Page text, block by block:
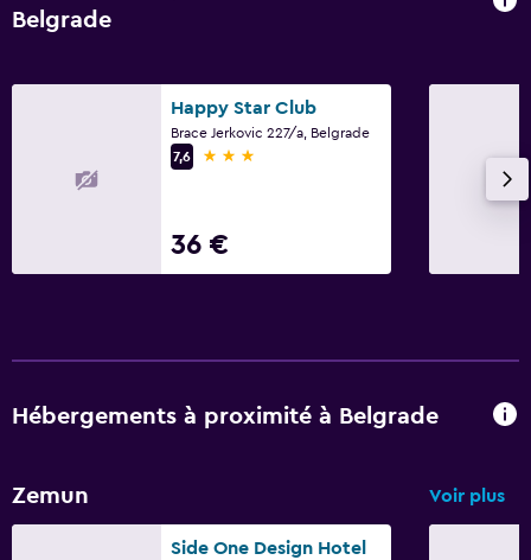
Belgrade
Happy Star Club
Brace Jerkovic 227/a, Belgrade
7,6
3 étoiles
36 €
Hébergements à proximité à Belgrade
Zemun Voir plus
Side One Design Hotel